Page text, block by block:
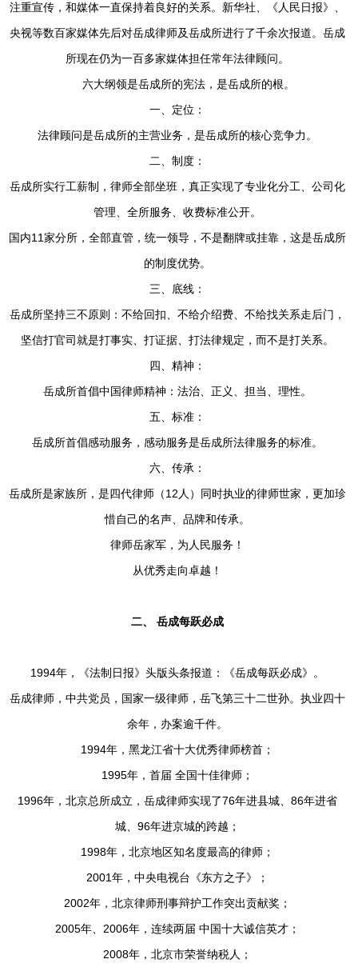
注重宣传，和媒体一直保持着良好的关系。新华社、《人民日报》、
央视等数百家媒体先后对岳成律师及岳成所进行了千余次报道。岳成
所现在仍为一百多家媒体担任常年法律顾问。
六大纲领是岳成所的宪法，是岳成所的根。
一、定位：
法律顾问是岳成所的主营业务，是岳成所的核心竞争力。
二、制度：
岳成所实行工薪制，律师全部坐班，真正实现了专业化分工、公司化
管理、全所服务、收费标准公开。
国内11家分所，全部直管，统一领导，不是翻牌或挂靠，这是岳成所
的制度优势。
三、底线：
岳成所坚持三不原则：不给回扣、不给介绍费、不给找关系走后门，
坚信打官司就是打事实、打证据、打法律规定，而不是打关系。
四、精神：
岳成所首倡中国律师精神：法治、正义、担当、理性。
五、标准：
岳成所首倡感动服务，感动服务是岳成所法律服务的标准。
六、传承：
岳成所是家族所，是四代律师（12人）同时执业的律师世家，更加珍
惜自己的名声、品牌和传承。
律师岳家军，为人民服务！
从优秀走向卓越！
二、 岳成每跃必成
1994年，《法制日报》头版头条报道：《岳成每跃必成》。
岳成律师，中共党员，国家一级律师，岳飞第三十二世孙。执业四十
余年，办案逾千件。
1994年，黑龙江省十大优秀律师榜首；
1995年，首届 全国十佳律师；
1996年，北京总所成立，岳成律师实现了76年进县城、86年进省
城、96年进京城的跨越；
1998年，北京地区知名度最高的律师；
2001年，中央电视台《东方之子》；
2002年，北京律师刑事辩护工作突出贡献奖；
2005年、2006年，连续两届 中国十大诚信英才；
2008年，北京市荣誉纳税人；